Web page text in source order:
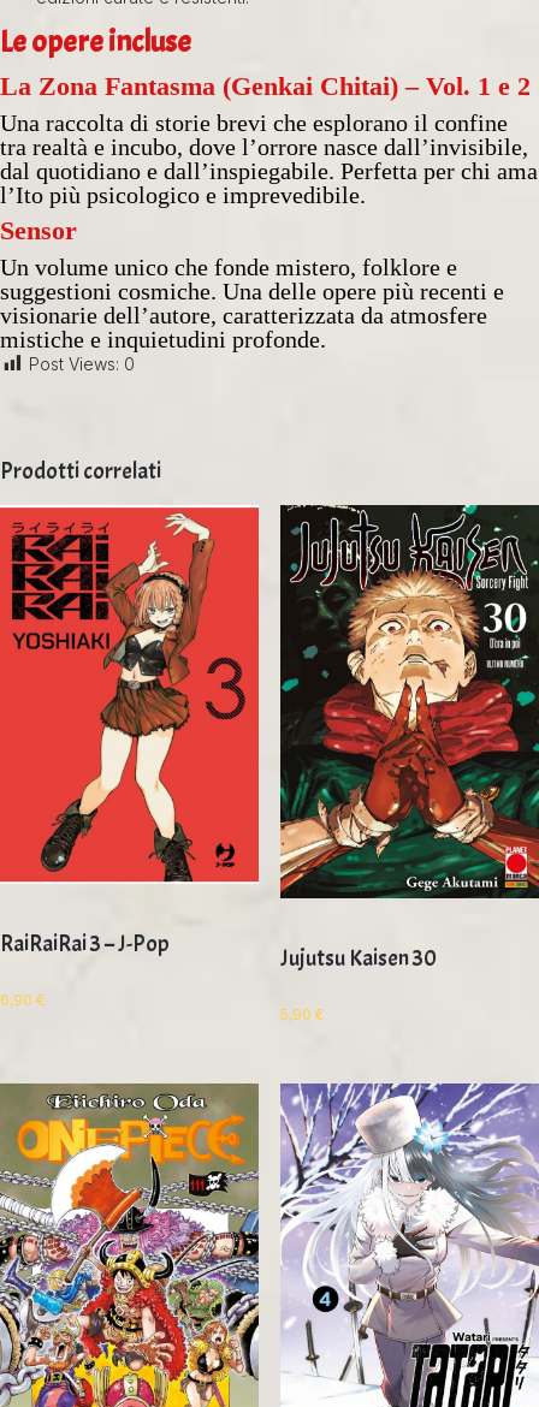
Le opere incluse
La Zona Fantasma (Genkai Chitai) – Vol. 1 e 2
Una raccolta di storie brevi che esplorano il confine
tra realtà e incubo, dove l’orrore nasce dall’invisibile,
dal quotidiano e dall’inspiegabile. Perfetta per chi ama
l’Ito più psicologico e imprevedibile.
Sensor
Un volume unico che fonde mistero, folklore e
suggestioni cosmiche. Una delle opere più recenti e
visionarie dell’autore, caratterizzata da atmosfere
mistiche e inquietudini profonde.
Post Views: 0
Prodotti correlati
RaiRaiRai 3 – J-Pop
6,90 €
Jujutsu Kaisen 30
5,90 €